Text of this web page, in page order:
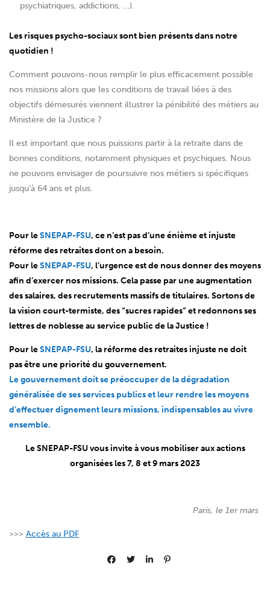
psychiatriques, addictions, …).
Les risques psycho-sociaux sont bien présents dans notre
quotidien !
Comment pouvons-nous remplir le plus efficacement possible
nos missions alors que les conditions de travail liées à des
objectifs démesurés viennent illustrer la pénibilité des métiers au
Ministère de la Justice ?
Il est important que nous puissions partir à la retraite dans de
bonnes conditions, notamment physiques et psychiques. Nous
ne pouvons envisager de poursuivre nos métiers si spécifiques
jusqu’à 64 ans et plus.
Pour leSNEPAP-FSU, ce n’est pas d’une énième et injuste
réforme des retraites dont on a besoin.
Pour leSNEPAP-FSU, l’urgence est de nous donner des moyens
afin d’exercer nos missions. Cela passe par une augmentation
des salaires, des recrutements massifs de titulaires. Sortons de
la vision court-termiste, des “sucres rapides” et redonnons ses
lettres de noblesse au service public de la Justice !
Pour leSNEPAP-FSU, la réforme des retraites injuste ne doit
pas être une priorité du gouvernement.
Le gouvernement doit se préoccuper de la dégradation
généralisée de ses services publics et leur rendre les moyens
d’effectuer dignement leurs missions, indispensables au vivre
ensemble.
Le SNEPAP-FSU vous invite à vous mobiliser aux actions
organisées les 7, 8 et 9 mars 2023
Paris, le 1er mars
>>> Accès au PDF